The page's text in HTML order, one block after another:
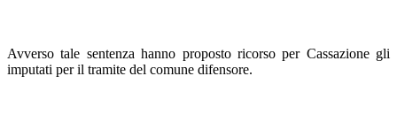
Avverso tale sentenza hanno proposto ricorso per Cassazione gli
imputati per il tramite del comune difensore.